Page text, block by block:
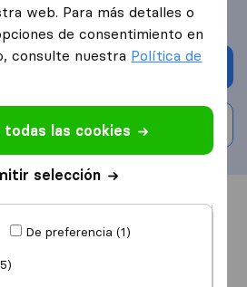
Presupuestos
una valoración
web. Para más detalles o
de consentimiento en
consulte nuestra Política de
las cookies
selección
De preferencia (1)